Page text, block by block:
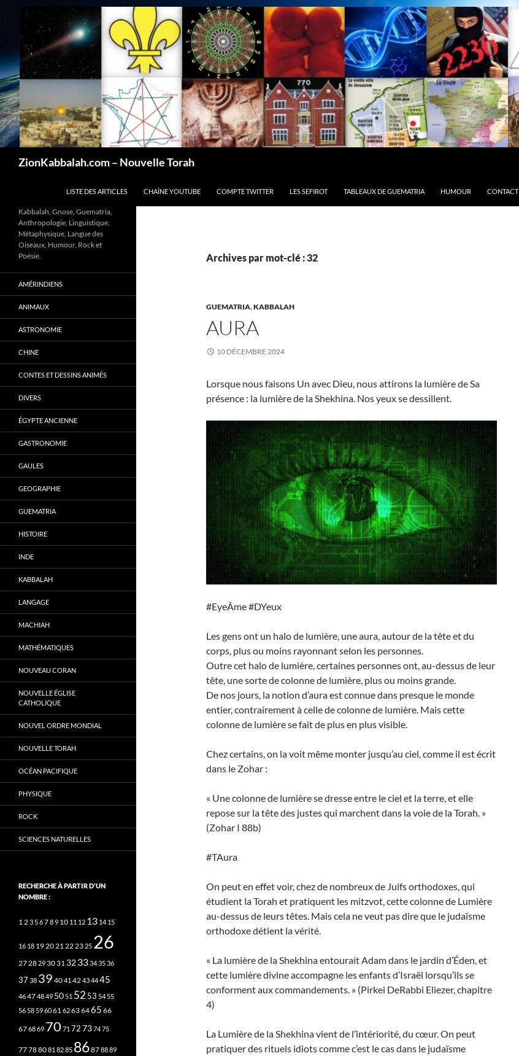
ZionKabbalah.com – Nouvelle Torah
LISTE DES ARTICLES
CHAÎNE YOUTUBE COMPTE TWITTER LES SEFIROT TABLEAUX DE GUEMATRIA HUMOUR CONTACT
Archives par mot-clé : 32
GUEMATRIA,KABBALAH
AURA
10 DÉCEMBRE 2024
Lorsque nous faisons Un avec Dieu, nous attirons la lumière de Sa
présence : la lumière de la Shekhina. Nos yeux se dessillent.
#EyeÂme #DYeux
Les gens ont un halo de lumière, une aura, autour de la tête et du
corps, plus ou moins rayonnant selon les personnes.
Outre cet halo de lumière, certaines personnes ont, au-dessus de leur
tête, une sorte de colonne de lumière, plus ou moins grande.
De nos jours, la notion d’aura est connue dans presque le monde
entier, contrairement à celle de colonne de lumière. Mais cette
colonne de lumière se fait de plus en plus visible.
Chez certains, on la voit même monter jusqu’au ciel, comme il est écrit
dans le Zohar :
« Une colonne de lumière se dresse entre le ciel et la terre, et elle
repose sur la tête des justes qui marchent dans la voie de la Torah. »
(Zohar I 88b)
#TAura
On peut en effet voir, chez de nombreux de Juifs orthodoxes, qui
étudient la Torah et pratiquent les mitzvot, cette colonne de Lumière
au-dessus de leurs têtes. Mais cela ne veut pas dire que le judaïsme
orthodoxe détient la vérité.
« La lumière de la Shekhina entourait Adam dans le jardin d’Éden, et
cette lumière divine accompagne les enfants d’Israël lorsqu’ils se
conforment aux commandements. » (Pirkei DeRabbi Eliezer, chapitre
4)
La Lumière de la Shekhina vient de l’intériorité, du cœur. On peut
pratiquer des rituels idiots comme c’est le cas dans le judaïsme
Kabbalah, Gnose, Guematria,
Anthropologie, Linguistique,
Métaphysique, Langue des
Oiseaux, Humour, Rock et
Poésie.
AMÉRINDIENS
ANIMAUX
ASTRONOMIE
CHINE
CONTES ET DESSINS ANIMÉS
DIVERS
ÉGYPTE ANCIENNE
GASTRONOMIE
GAULES
GEOGRAPHIE
GUEMATRIA
HISTOIRE
INDE
KABBALAH
LANGAGE
MACHIAH
MATHÉMATIQUES
NOUVEAU CORAN
NOUVELLE ÉGLISE
CATHOLIQUE
NOUVEL ORDRE MONDIAL
NOUVELLE TORAH
OCÉAN PACIFIQUE
PHYSIQUE
ROCK
SCIENCES NATURELLES
RECHERCHE À PARTIR D’UN
NOMBRE :
1 23 56789 10 11 12 13 14 15
16 18 1920212223 25 26
27 28 293031 3233343536
37 38 39 4041 42434445
46474849 50 51 52 53 54 55
56 58 596061 62636465 66
676869 70 71 72737475
77788081 8285 86878889